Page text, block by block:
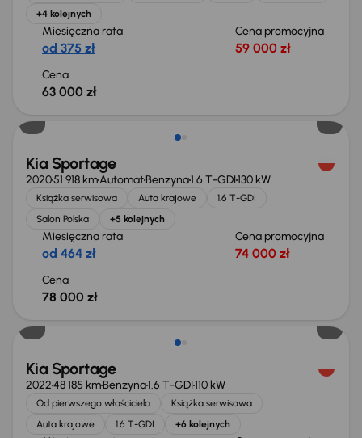
+4 kolejnych
Miesięczna rata
od 375 zł
Cena promocyjna
59 000 zł
Cena
63 000 zł
Kia Sportage
202051 918 kmAutomatBenzyna1.6 T-GDI130 kW
Książka serwisowa Auta krajowe
1.6 T-GDI
Salon Polska
+5 kolejnych
Miesięczna rata
od 464 zł
Cena promocyjna
74 000 zł
Cena
78 000 zł
Kia Sportage
202248 185 kmBenzyna1.6 T-GDI110 kW
Od pierwszego właściciela
Książka serwisowa
Auta krajowe
1.6 T-GDI +6 kolejnych